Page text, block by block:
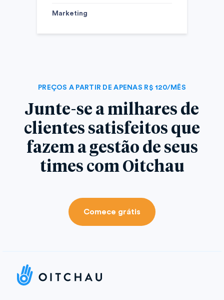
Marketing
PREÇOS A PARTIR DE APENAS R$ 120/MÊS
Junte-se a milhares de
clientes satisfeitos que
fazem a gestão de seus
times com Oitchau
Comece grátis